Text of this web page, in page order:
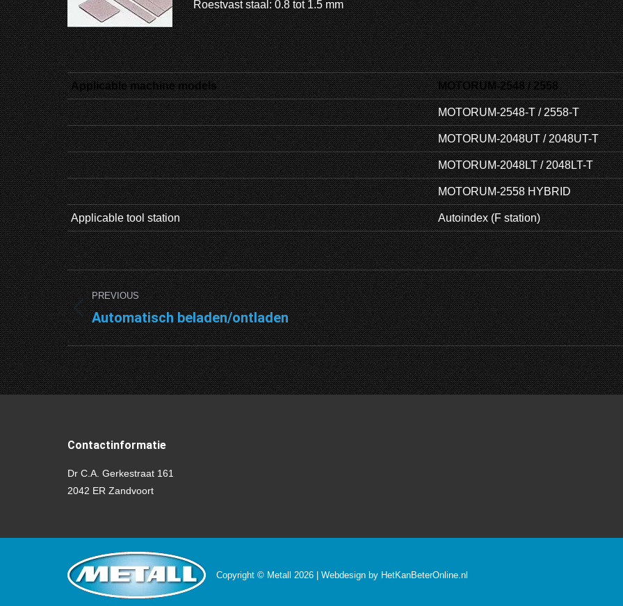
Roestvast staal: 0.8 tot 1.5 mm
Applicable machine models MOTORUM-2548 / 2558
MOTORUM-2548-T / 2558-T
MOTORUM-2048UT / 2048UT-T
MOTORUM-2048LT / 2048LT-T
MOTORUM-2558 HYBRID
Applicable tool station Autoindex (F station)
Project
navigation
PREVIOUS
Previous
project:
Automatisch beladen/ontladen
Next
project:
Contactinformatie
Dr C.A. Gerkestraat 161
2042 ER Zandvoort
Copyright © Metall 2026 | Webdesign by HetKanBeterOnline.nl